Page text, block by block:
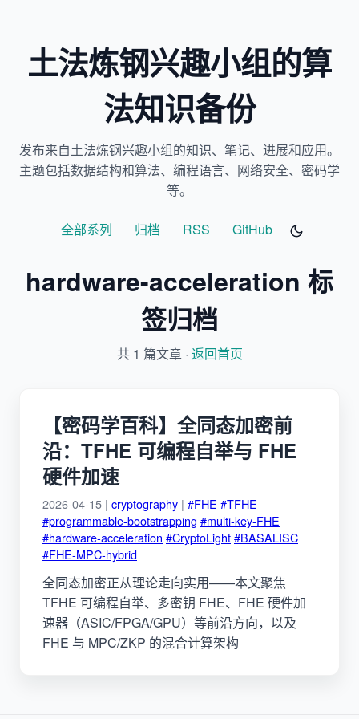
土法炼钢兴趣小组的算
法知识备份
发布来自土法炼钢兴趣小组的知识、笔记、进展和应用。
主题包括数据结构和算法、编程语言、网络安全、密码学
等。
全部系列 归档 RSS GitHub
hardware-acceleration 标
签归档
共 1 篇文章 · 返回首页
【密码学百科】全同态加密前
沿：TFHE 可编程自举与 FHE
硬件加速
2026-04-15 | cryptography | #FHE #TFHE
#programmable-bootstrapping #multi-key-FHE
#hardware-acceleration #CryptoLight#BASALISC
#FHE-MPC-hybrid
全同态加密正从理论走向实用——本文聚焦
TFHE 可编程自举、多密钥 FHE、FHE 硬件加
速器（ASIC/FPGA/GPU）等前沿方向，以及
FHE 与 MPC/ZKP 的混合计算架构